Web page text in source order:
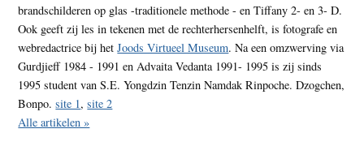
brandschilderen op glas -traditionele methode - en Tiffany 2- en 3- D.
Ook geeft zij les in tekenen met de rechterhersenhelft, is fotografe en
webredactrice bij hetJoods Virtueel Museum. Na een omzwerving via
Gurdjieff 1984 - 1991 en Advaita Vedanta 1991- 1995 is zij sinds
1995 student van S.E. Yongdzin Tenzin Namdak Rinpoche. Dzogchen,
Bonpo.site 1,site 2
Alle artikelen »